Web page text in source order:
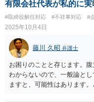
有限会社代表が私的に
#取締役解任対応 #不祥事対応 #
2025年10月4日
藤川 久昭 弁護士
お困りのことと存じます。
わからないので、一般論と
ますと、可能性はあります